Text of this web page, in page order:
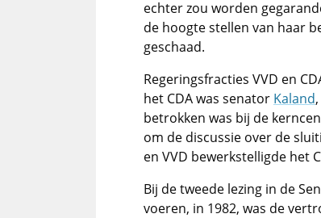
echter zou worden
de hoogte stellen van haar
geschaad.
Regeringsfracties VVD en
het CDA was senator Kaland
betrokken was bij de
om de discussie over de
en VVD bewerkstelligde het
Bij de tweede lezing in de
voeren, in 1982, was de